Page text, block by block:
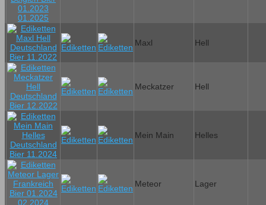
Maxl Hell
Meckatzer Hell
Mein Main Helles
Meteor Lager